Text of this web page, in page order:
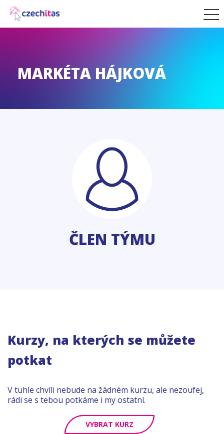
MARKÉTA HÁJKOVÁ
ČLEN TÝMU
Kurzy, na kterých se můžete
potkat
V tuhle chvíli nebude na žádném kurzu, ale nezoufej,
rádi se s tebou potkáme i my ostatní.
VYBRAT KURZ